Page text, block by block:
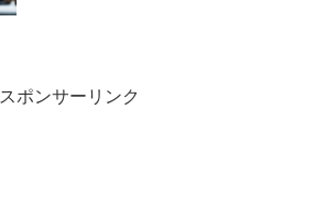
スポンサーリンク